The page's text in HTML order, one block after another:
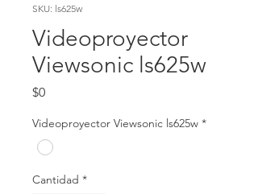
SKU: ls625w
Videoproyector
Viewsonic ls625w
$0Precio
Videoproyector Viewsonic ls625w *
Cantidad *